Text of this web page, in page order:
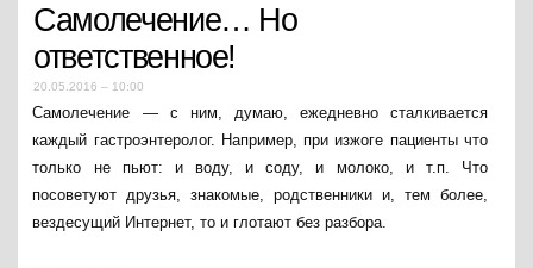
Самолечение… Но
ответственное!
20.05.2016 – 10:00
Самолечение — с ним, думаю, ежедневно сталкивается
каждый гастроэнтеролог. Например, при изжоге пациенты что
только не пьют: и воду, и соду, и молоко, и т.п. Что
посоветуют друзья, знакомые, родственники и, тем более,
вездесущий Интернет, то и глотают без разбора.